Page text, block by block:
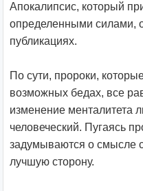
Апокалипсис, который
определенными силами,
публикациях.
По сути, пророки,
возможных бедах, все
изменение менталитета
человеческий. Пугаясь
задумываются о смысле
лучшую сторону.